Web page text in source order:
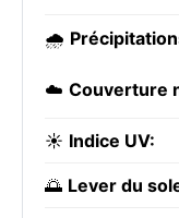
🌧️
☁️ Couverture
☀️ Indice UV:
🌅 Lever du